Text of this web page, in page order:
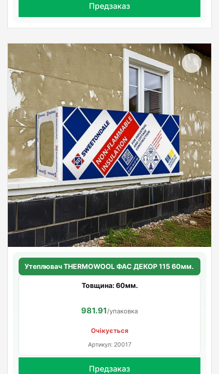
Предзаказ
Утеплювач THERMOWOOL ФАС ДЕКОР 115 60мм.
Товщина: 60мм.
981.91/упаковка
Очікується
Артикул: 20017
Предзаказ